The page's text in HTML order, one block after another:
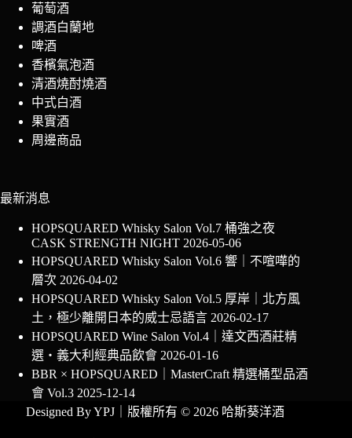
葡萄酒
調酒白蘭地
啤酒
香檳氣泡酒
清酒燒酎燒酒
中式白酒
果實酒
周邊商品
最新消息
HOPSQUARED Whisky Salon Vol.7 桶強之夜
CASK STRENGTH NIGHT 2026-05-06
HOPSQUARED Whisky Salon Vol.6 響｜不喧嘩的
層次 2026-04-02
HOPSQUARED Whisky Salon Vol.5 厚岸｜北方風
土，極少離開日本的威士忌語言 2026-02-17
HOPSQUARED Wine Salon Vol.4｜達文西酒莊精
選・義大利經典品飲會 2026-01-16
BBR × HOPSQUARED｜MasterCraft 精選桶型品酒
會 Vol.3 2025-12-14
Designed ByYPJ｜版權所有 © 2026 哈斯葵洋酒